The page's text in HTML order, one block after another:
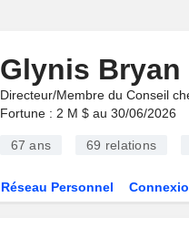
Glynis Bryan
Directeur/Membre du Conseil
Fortune : 2 M $ au 30/06/2026
67 ans 69 relations
Réseau Personnel